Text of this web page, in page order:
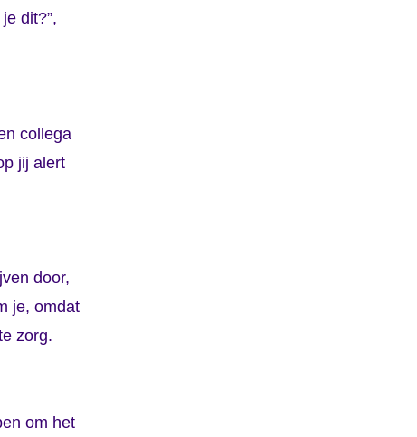
dit?”,
collega
jij alert
door,
je, omdat
zorg.
om het